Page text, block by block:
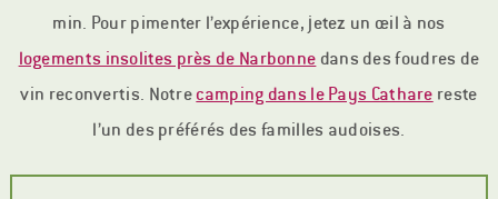
min. Pour pimenter l’expérience, jetez un œil à nos
logements insolites près de Narbonne dans des foudres de
vin reconvertis. Notrecamping dans le Pays Cathare reste
l’un des préférés des familles audoises.